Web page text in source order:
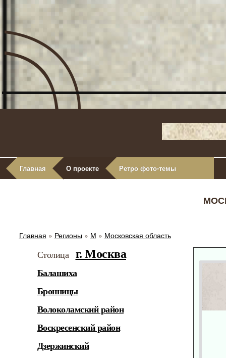
Главная О проекте Ретро фото-темы
Главная » Регионы» М » Московская область
Столица г. Москва
Балашиха
Бронницы
Волоколамский район
Воскресенский район
Дзержинский